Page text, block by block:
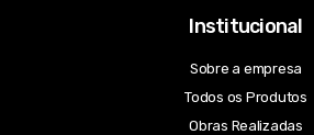
Institucional
Sobre a empresa
Todos os Produtos
Obras Realizadas